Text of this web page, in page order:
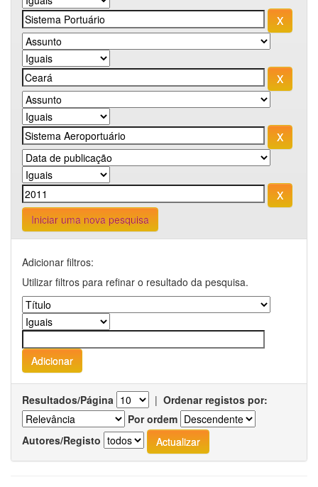
Iniciar uma nova pesquisa
Adicionar filtros:
Utilizar filtros para refinar o resultado da pesquisa.
Resultados/Página | Ordenar registos por:
Por ordem
Autores/Registo